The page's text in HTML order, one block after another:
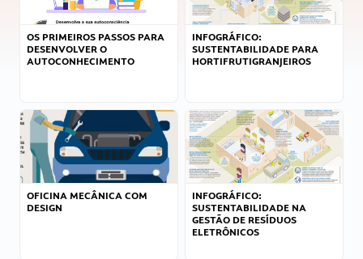
OS PRIMEIROS PASSOS PARA
DESENVOLVER O
AUTOCONHECIMENTO
INFOGRÁFICO:
SUSTENTABILIDADE PARA
HORTIFRUTIGRANJEIROS
OFICINA MECÂNICA COM
DESIGN
INFOGRÁFICO:
SUSTENTABILIDADE NA
GESTÃO DE RESÍDUOS
ELETRÔNICOS